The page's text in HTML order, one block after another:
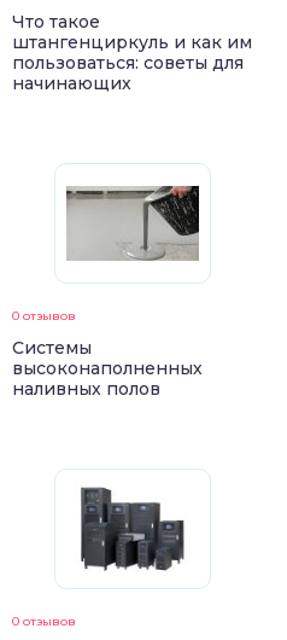
Что такое
штангенциркуль и как им
пользоваться: советы для
начинающих
0 отзывов
Системы
высоконаполненных
наливных полов
0 отзывов